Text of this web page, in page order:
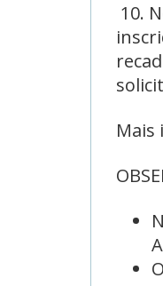
10.
Mais